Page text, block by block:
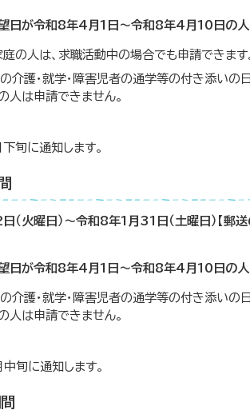
日が令和8年4月1日～令和8年4月10日の人
の人は、求職活動中の場合でも申請できます
の介護・就学・障害児者の通学等の付き添い
人は申請できません。
旬に通知します。
火曜日）～令和8年1月31日（土曜日）【郵送
日が令和8年4月1日～令和8年4月10日の人
の介護・就学・障害児者の通学等の付き添い
人は申請できません。
旬に通知します。